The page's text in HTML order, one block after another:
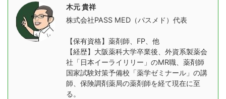
木元 貴祥
株式会社PASS MED（パスメド）代表
【保有資格】薬剤師、FP、他
【経歴】大阪薬科大学卒業後、外資系製薬会
社「日本イーライリリー」のMR職、薬剤師
国家試験対策予備校「薬学ゼミナール」の講
師、保険調剤薬局の薬剤師を経て現在に至
る。